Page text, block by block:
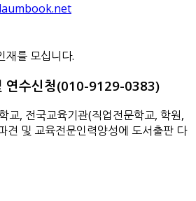
재를 모십니다.
연수신청(010-9129-0383)
교, 전국교육기관(직업전문학교, 학원,
견 및 교육전문인력양성에 도서출판 다